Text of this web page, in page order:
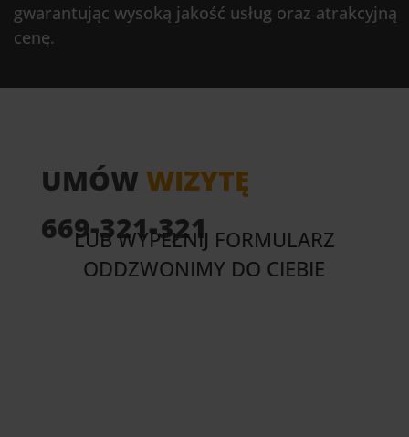
gwarantując wysoką jakość usług oraz atrakcyjną
cenę.
UMÓWWIZYTĘ
669-321-321
LUB WYPEŁNIJ FORMULARZ
ODDZWONIMY DO CIEBIE